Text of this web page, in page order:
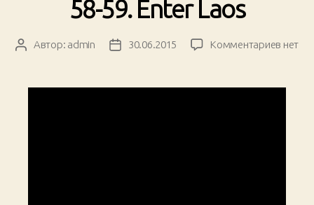
58-59. Enter Laos
АвторАвтор: admin
Дата30.06.2015 Комментариев к
East
нет